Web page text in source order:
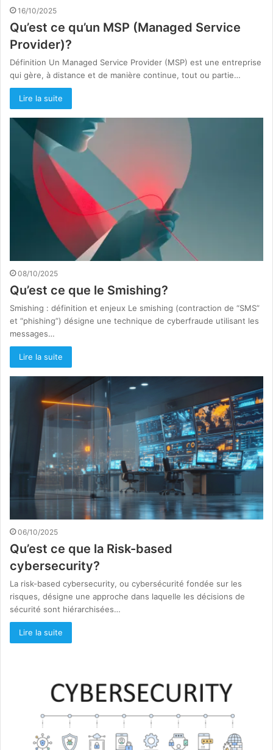
16/10/2025
Qu’est ce qu’un MSP (Managed Service
Provider)?
Définition Un Managed Service Provider (MSP) est une entreprise
qui gère, à distance et de manière continue, tout ou partie…
Lire la suite
08/10/2025
Qu’est ce que le Smishing?
Smishing : définition et enjeux Le smishing (contraction de “SMS”
et “phishing”) désigne une technique de cyberfraude utilisant les
messages…
Lire la suite
06/10/2025
Qu’est ce que la Risk-based
cybersecurity?
La risk-based cybersecurity, ou cybersécurité fondée sur les
risques, désigne une approche dans laquelle les décisions de
sécurité sont hiérarchisées…
Lire la suite